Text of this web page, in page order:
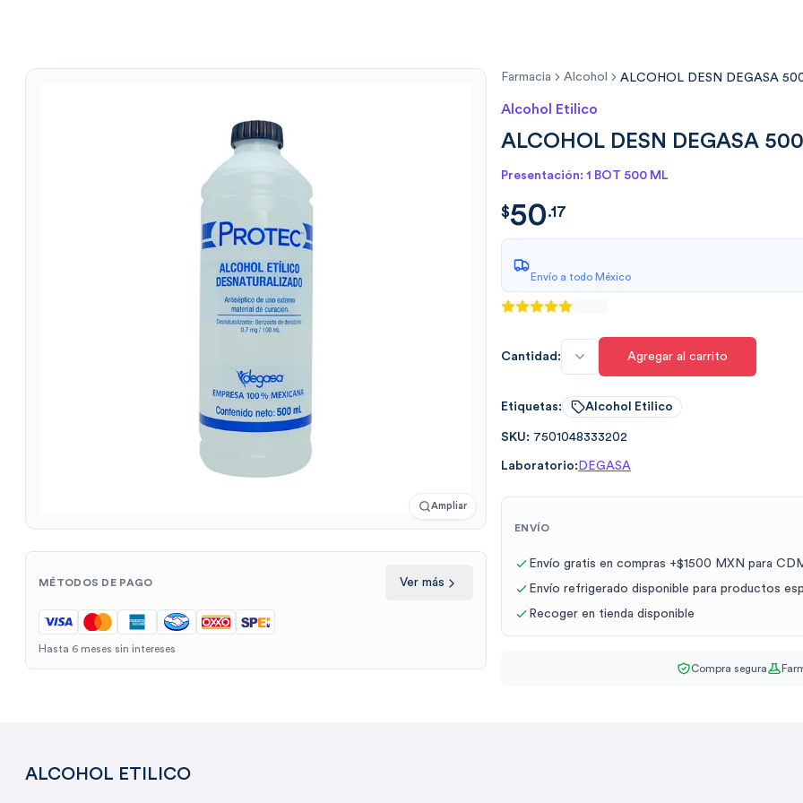
Ampliar
MÉTODOS DE PAGO Ver más
Hasta 6 meses sin intereses
Farmacia Alcohol ALCOHOL DESN DEGASA
Alcohol Etilico
ALCOHOL DESN DEGASA
Presentación: 1 BOT 500 ML
$
$50.17
Envío a todo México
Cantidad: Agregar al carrito
Etiquetas: Alcohol Etilico
SKU: 7501048333202
Laboratorio: DEGASA
ENVÍO
Envío gratis en compras +$1500 MXN para
Envío refrigerado disponible para productos
Recoger en tienda disponible
Compra segura
ALCOHOL ETILICO